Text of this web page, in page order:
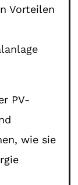
Vorteilen
PV-
wie sie